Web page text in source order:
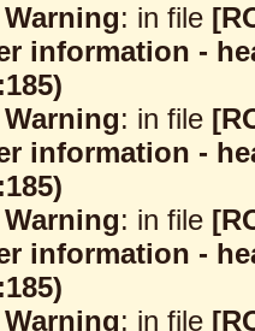
: in file
information -
: in file
information -
: in file
information -
: in file